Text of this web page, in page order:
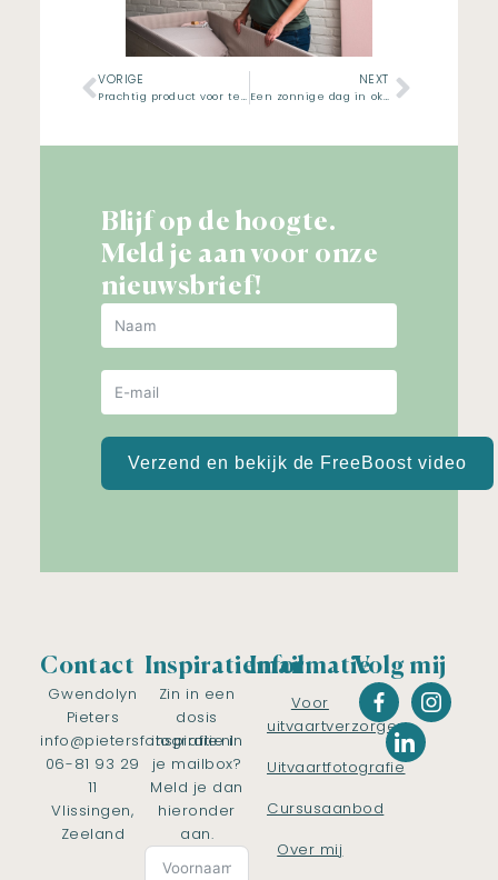
VORIGE
Prachtig product voor te vroeg gestorven babytjes
NEXT
Een zonnige dag in oktober
Blijf op de hoogte.
Meld je aan voor onze
nieuwsbrief!
Verzend en bekijk de FreeBoost video
Contact
Gwendolyn
Pieters
info@pietersfotografie.nl
06-81 93 29
11
Vlissingen,
Zeeland
Inspiratiemail
Zin in een
dosis
inspiratie in
je mailbox?
Meld je dan
hieronder
aan.
Informatie
Voor
uitvaartverzorgers
Uitvaartfotografie
Cursusaanbod
Over mij
Volg mij